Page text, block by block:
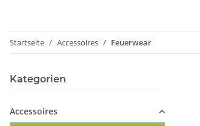
Startseite Accessoires Feuerwear
Kategorien
Accessoires